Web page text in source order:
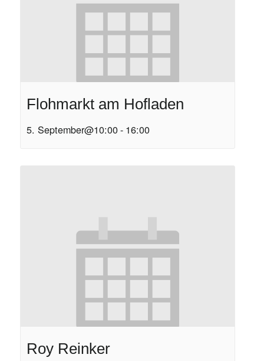
Flohmarkt am Hofladen
5. September@10:00- 16:00
Roy Reinker